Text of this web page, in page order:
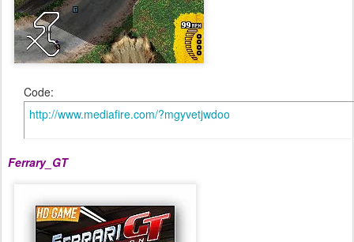
Code:
http://www.mediafire.com/?mgyvetjwdoo
Ferrary_GT